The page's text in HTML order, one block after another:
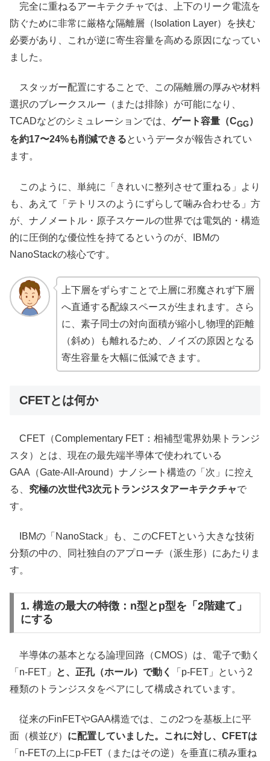
完全に重ねるアーキテクチャでは、上下のリーク電流を
防ぐために非常に厳格な隔離層（Isolation Layer）を挟む
必要があり、これが逆に寄生容量を高める原因になってい
ました。
スタッガー配置にすることで、この隔離層の厚みや材料
選択のブレークスルー（または排除）が可能になり、
TCADなどのシミュレーションでは、 ゲート容量（CGG）
を約17〜24%も削減できるというデータが報告されてい
ます。
このように、単純に「きれいに整列させて重ねる」より
も、あえて「テトリスのようにずらして噛み合わせる」方
が、ナノメートル・原子スケールの世界では電気的・構造
的に圧倒的な優位性を持てるというのが、IBMの
NanoStackの核心です。
上下層をずらすことで上層に邪魔されず下層
へ直通する配線スペースが生まれます。さら
に、素子同士の対向面積が縮小し物理的距離
（斜め）も離れるため、ノイズの原因となる
寄生容量を大幅に低減できます。
CFETとは何か
CFET（Complementary FET：相補型電界効果トランジ
スタ）とは、現在の最先端半導体で使われている
GAA（Gate-All-Around）ナノシート構造の「次」に控え
る、 究極の次世代3次元トランジスタアーキテクチャで
す。
IBMの「NanoStack」も、このCFETという大きな技術
分類の中の、同社独自のアプローチ（派生形）にあたりま
す。
1. 構造の最大の特徴：n型とp型を「2階建て」
にする
半導体の基本となる論理回路（CMOS）は、電子で動く
「n-FET」
と、正孔（ホール）で動く
「p-FET」という2
種類のトランジスタをペアにして構成されています。
従来のFinFETやGAA構造では、この2つを基板上に平
面（横並び） に配置していました。これに対し、CFETは
「n-FETの上にp-FET（またはその逆）を垂直に積み重ね